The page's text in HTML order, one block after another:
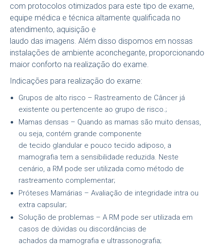
com protocolos otimizados para este tipo de exame,
equipe médica e técnica altamente qualificada no
atendimento, aquisição e
laudo das imagens. Além disso dispomos em nossas
instalações de ambiente aconchegante, proporcionando
maior conforto na realização do exame.
Indicações para realização do exame:
Grupos de alto risco – Rastreamento de Câncer já
existente ou pertencente ao grupo de risco.;
Mamas densas – Quando as mamas são muito densas,
ou seja, contém grande componente
de tecido glandular e pouco tecido adiposo, a
mamografia tem a sensibilidade reduzida. Neste
cenário, a RM pode ser utilizada como método de
rastreamento complementar;
Próteses Mamárias – Avaliação de integridade intra ou
extra capsular;
Solução de problemas – A RM pode ser utilizada em
casos de dúvidas ou discordâncias de
achados da mamografia e ultrassonografia;